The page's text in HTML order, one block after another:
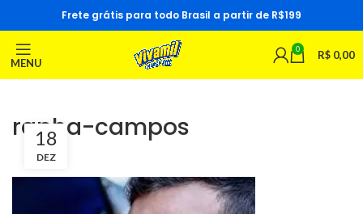
Frete grátis para todo Brasil a partir de R$199
MENU
0 R$ 0,00
rapha-campos
18
DEZ